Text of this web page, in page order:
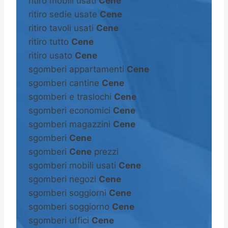
ritiro sedie usate Cene
ritiro tavoli usati Cene
ritiro tutto Cene
ritiro usato Cene
sgomberi appartamenti Cene
sgomberi cantine Cene
sgomberi e traslochi Cene
sgomberi economici Cene
sgomberi magazzini Cene
sgomberi Cene
sgomberi Cene prezzi
sgomberi mobili usati Cene
sgomberi negozi Cene
sgomberi soggiorni Cene
sgomberi soggiorno Cene
sgomberi uffici Cene